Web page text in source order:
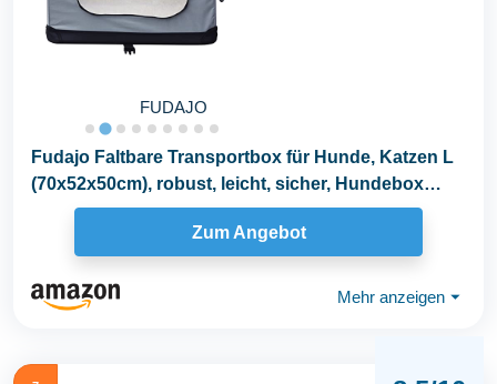
FUDAJO
Fudajo Faltbare Transportbox für Hunde, Katzen L
(70x52x50cm), robust, leicht, sicher, Hundebox
Zum Angebot
Mehr anzeigen ⏷